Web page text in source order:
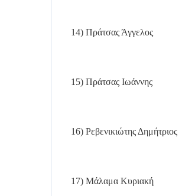
14) Πράτσας Άγγελος
15) Πράτσας Ιωάννης
16) Ρεβενικιώτης Δημήτριος
17) Μάλαμα Κυριακή